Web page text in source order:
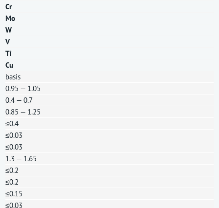
Cr
Mo
W
V
Ti
Cu
basis
0.95 — 1.05
0.4 — 0.7
0.85 — 1.25
≤0.4
≤0.03
≤0.03
1.3 — 1.65
≤0.2
≤0.2
≤0.15
≤0.03